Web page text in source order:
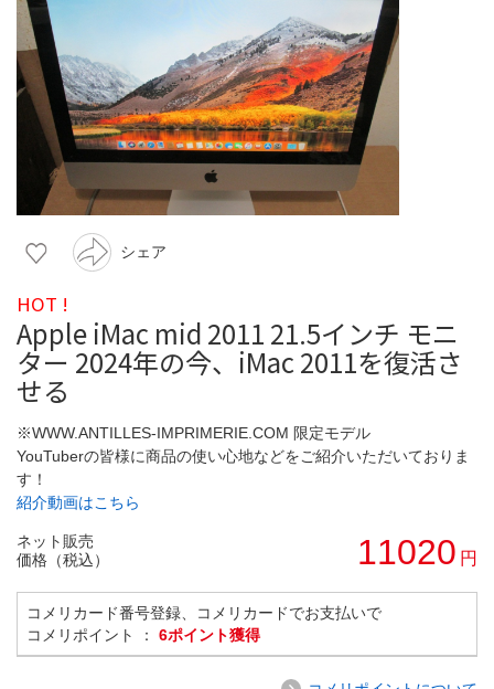
シェア
HOT !
Apple iMac mid 2011 21.5インチ モニ
ター 2024年の今、iMac 2011を復活さ
せる
※WWW.ANTILLES-IMPRIMERIE.COM 限定モデル
YouTuberの皆様に商品の使い心地などをご紹介いただいておりま
す！
紹介動画はこちら
ネット販売
価格（税込）
11020 円
コメリカード番号登録、コメリカードでお支払いで
コメリポイント ： 6ポイント獲得